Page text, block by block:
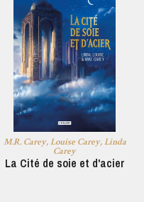
M.R. Carey, Louise Carey, Linda
Carey
La Cité de soie et d'acier